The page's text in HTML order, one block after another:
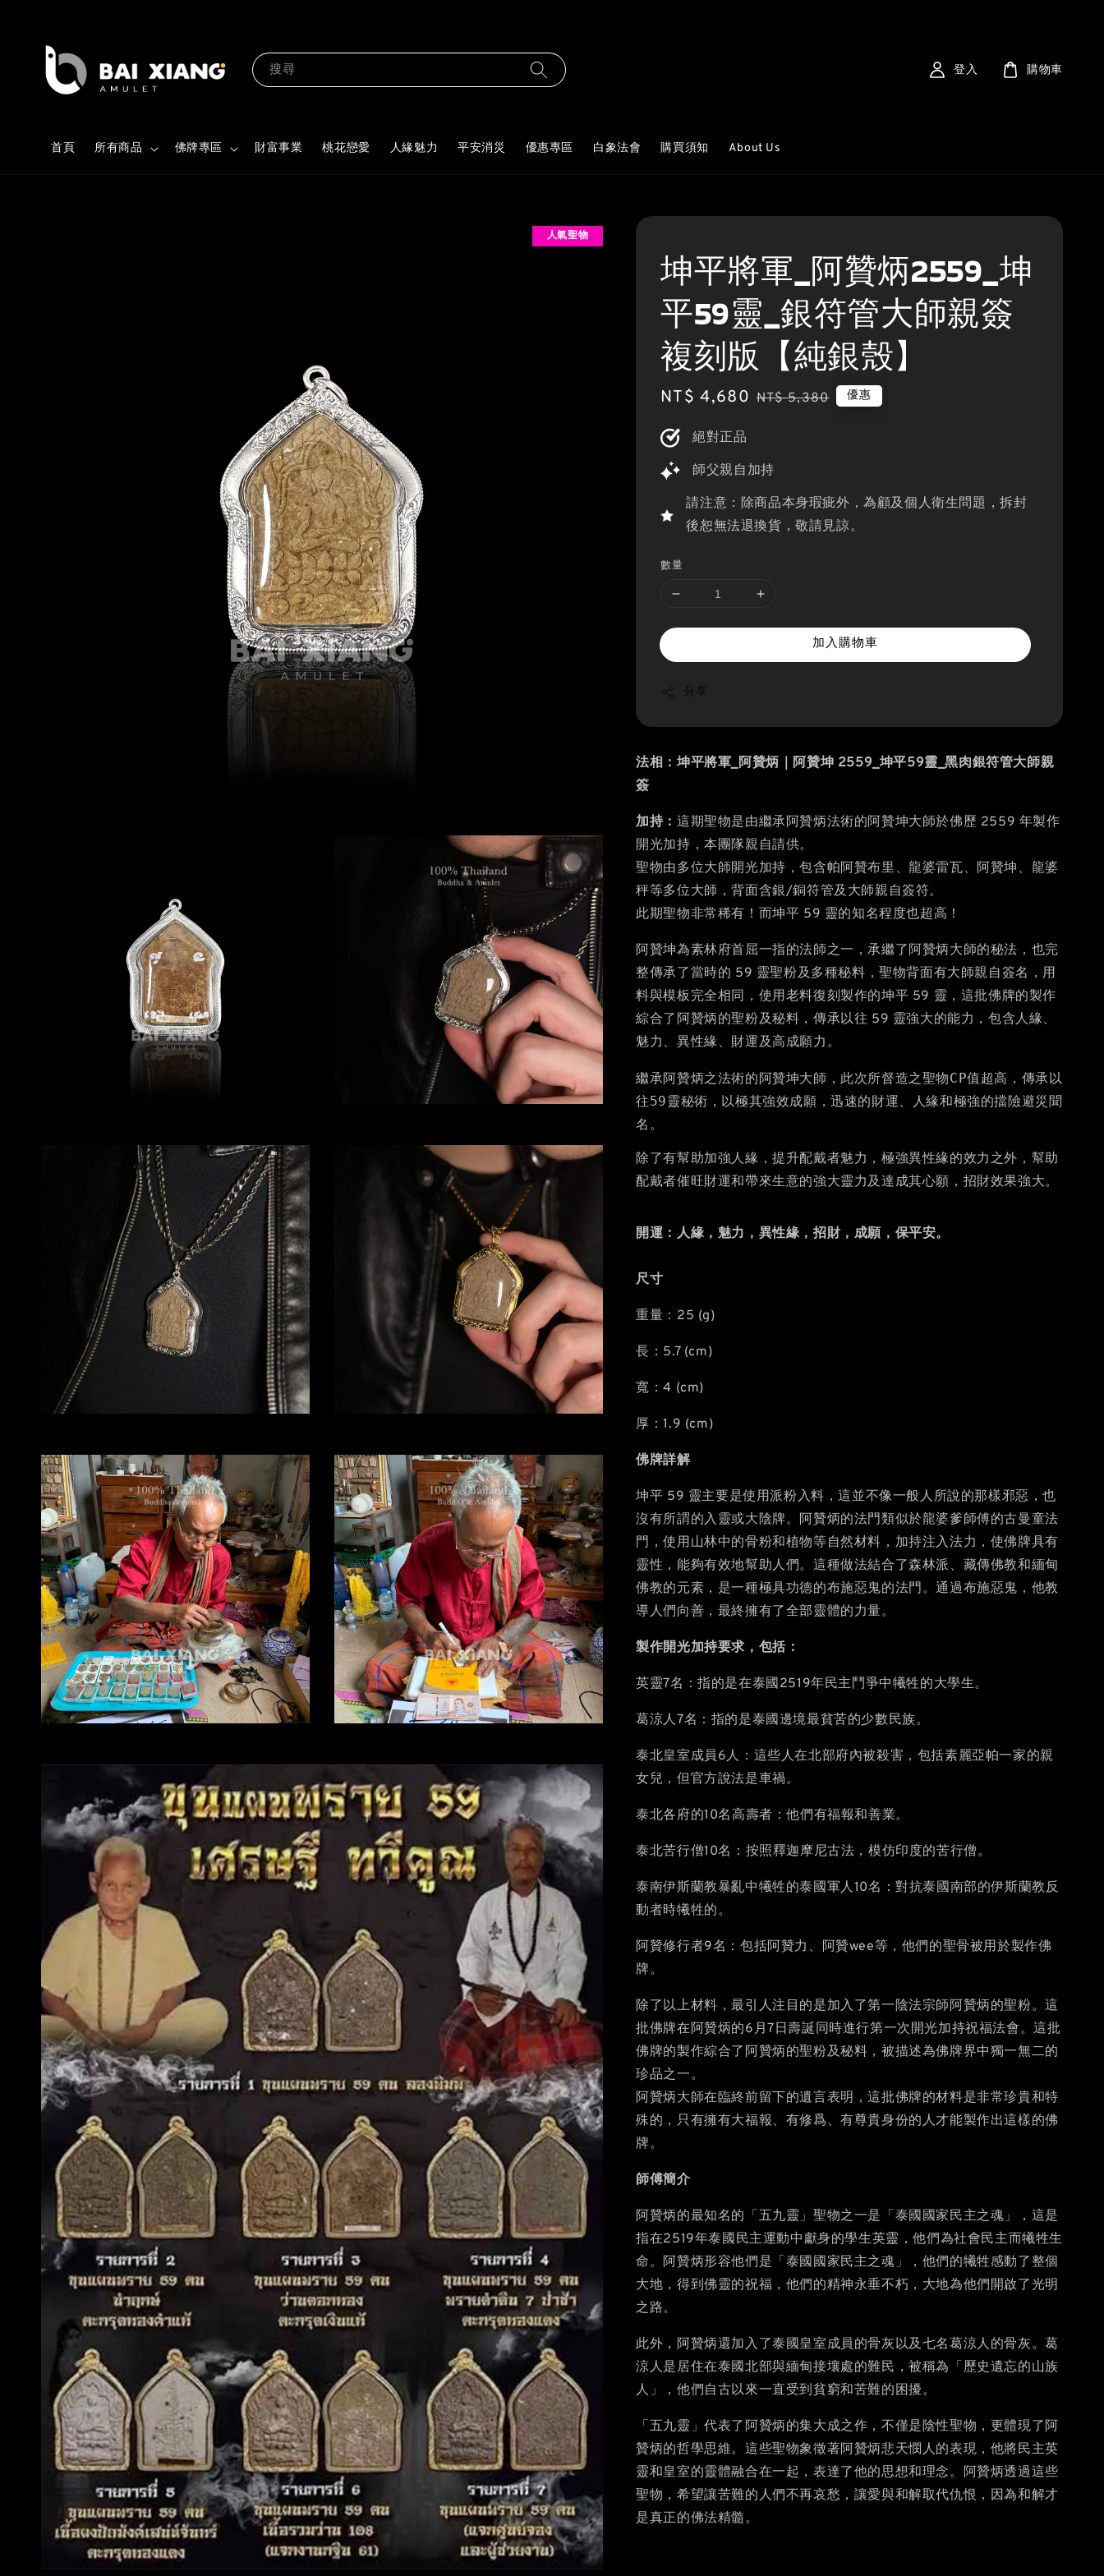
搜尋
首頁 所有商品 佛牌專區 財富事業 桃花戀愛 人緣魅力 平安消災 優惠專區 白象法會 購買須知 About Us
登入 購物車
人氣聖物
坤平將軍_阿贊炳2559_坤
平59靈_銀符管大師親簽
複刻版【純銀殼】
Sale
NT$ 4,680 Regular
NT$ 5,380 優惠
絕對正品
師父親自加持
請注意：除商品本身瑕疵外，為顧及個人衛生問題，拆封
後恕無法退換貨，敬請見諒。
數量
加入購物車
分享
法相：坤平將軍_阿贊炳｜阿贊坤 2559_坤平59靈_黑肉銀符管大師親
簽
加持： 這期聖物是由繼承阿贊炳法術的阿贊坤大師於佛歷 2559 年製作
開光加持，本團隊親自請供。
聖物由多位大師開光加持，包含帕阿贊布里、龍婆雷瓦、阿贊坤、龍婆
秤等多位大師，背面含銀/銅符管及大師親自簽符。
此期聖物非常稀有！而坤平 59 靈的知名程度也超高！
阿贊坤為素林府首屈一指的法師之一，承繼了阿贊炳大師的秘法，也完
整傳承了當時的 59 靈聖粉及多種秘料，聖物背面有大師親自簽名，用
料與模板完全相同，使用老料復刻製作的坤平 59 靈，這批佛牌的製作
綜合了阿贊炳的聖粉及秘料，傳承以往 59 靈強大的能力，包含人緣、
魅力、異性緣、財運及高成願力。
繼承阿贊炳之法術的阿贊坤大師，此次所督造之聖物CP值超高，傳承以
往59靈秘術，以極其強效成願，迅速的財運、人緣和極強的擋險避災聞
名。
除了有幫助加強人緣，提升配戴者魅力，極強異性緣的效力之外，幫助
配戴者催旺財運和帶來生意的強大靈力及達成其心願，招財效果強大。
開運：人緣，魅力，異性緣，招財，成願，保平安。
尺寸
重量：25 (g)
長：5.7 (cm)
寬：4 (cm)
厚：1.9 (cm)
佛牌詳解
坤平 59 靈主要是使用派粉入料，這並不像一般人所說的那樣邪惡，也
沒有所謂的入靈或大陰牌。阿贊炳的法門類似於龍婆爹師傅的古曼童法
門，使用山林中的骨粉和植物等自然材料，加持注入法力，使佛牌具有
靈性，能夠有效地幫助人們。這種做法結合了森林派、藏傳佛教和緬甸
佛教的元素，是一種極具功德的布施惡鬼的法門。通過布施惡鬼，他教
導人們向善，最終擁有了全部靈體的力量。
製作開光加持要求，包括：
英靈7名：指的是在泰國2519年民主鬥爭中犧牲的大學生。
葛涼人7名：指的是泰國邊境最貧苦的少數民族。
泰北皇室成員6人：這些人在北部府內被殺害，包括素麗亞帕一家的親
女兒，但官方說法是車禍。
泰北各府的10名高壽者：他們有福報和善業。
泰北苦行僧10名：按照釋迦摩尼古法，模仿印度的苦行僧。
泰南伊斯蘭教暴亂中犧牲的泰國軍人10名：對抗泰國南部的伊斯蘭教反
動者時犧牲的。
阿贊修行者9名：包括阿贊力、阿贊wee等，他們的聖骨被用於製作佛
牌。
除了以上材料，最引人注目的是加入了第一陰法宗師阿贊炳的聖粉。這
批佛牌在阿贊炳的6月7日壽誕同時進行第一次開光加持祝福法會。這批
佛牌的製作綜合了阿贊炳的聖粉及秘料，被描述為佛牌界中獨一無二的
珍品之一。
阿贊炳大師在臨終前留下的遺言表明，這批佛牌的材料是非常珍貴和特
殊的，只有擁有大福報、有修爲、有尊貴身份的人才能製作出這樣的佛
牌。
師傅簡介
阿贊炳的最知名的「五九靈」聖物之一是「泰國國家民主之魂」，這是
指在2519年泰國民主運動中獻身的學生英靈，他們為社會民主而犧牲生
命。阿贊炳形容他們是「泰國國家民主之魂」，他們的犧牲感動了整個
大地，得到佛靈的祝福，他們的精神永垂不朽，大地為他們開啟了光明
之路。
此外，阿贊炳還加入了泰國皇室成員的骨灰以及七名葛涼人的骨灰。葛
涼人是居住在泰國北部與緬甸接壤處的難民，被稱為「歷史遺忘的山族
人」，他們自古以來一直受到貧窮和苦難的困擾。
「五九靈」代表了阿贊炳的集大成之作，不僅是陰性聖物，更體現了阿
贊炳的哲學思維。這些聖物象徵著阿贊炳悲天憫人的表現，他將民主英
靈和皇室的靈體融合在一起，表達了他的思想和理念。阿贊炳透過這些
聖物，希望讓苦難的人們不再哀愁，讓愛與和解取代仇恨，因為和解才
是真正的佛法精髓。